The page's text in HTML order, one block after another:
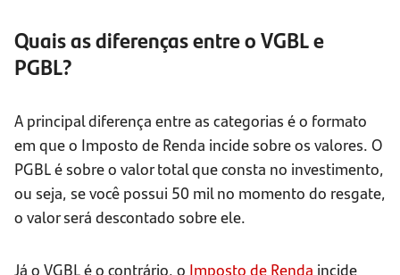
Quais as diferenças entre o VGBL e
PGBL?
A principal diferença entre as categorias é o formato
em que o Imposto de Renda incide sobre os valores. O
PGBL é sobre o valor total que consta no investimento,
ou seja, se você possui 50 mil no momento do resgate,
o valor será descontado sobre ele.
Já o VGBL é o contrário, o Imposto de Renda incide